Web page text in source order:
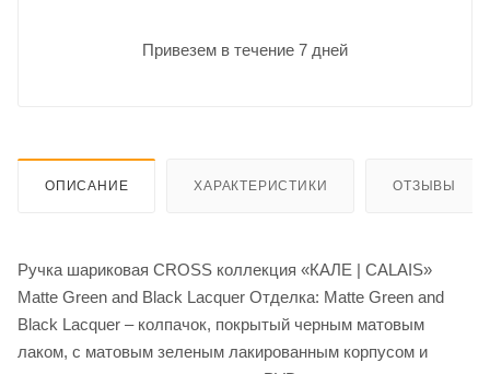
Привезем в течение 7 дней
ОПИСАНИЕ ХАРАКТЕРИСТИКИ ОТЗЫВЫ
Ручка шариковая CROSS коллекция «КАЛЕ | CALAIS»
Matte Green and Black Lacquer Отделка: Matte Green and
Black Lacquer – колпачок, покрытый черным матовым
лаком, с матовым зеленым лакированным корпусом и